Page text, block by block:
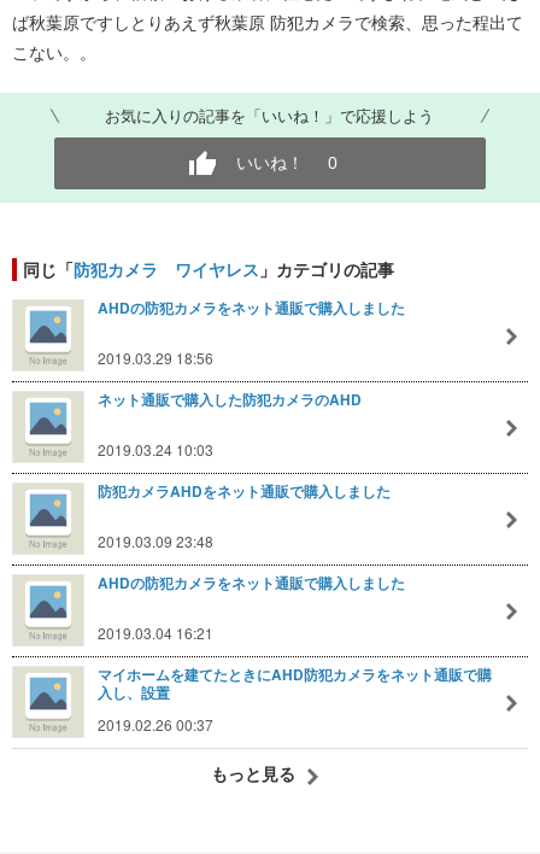
ば秋葉原ですしとりあえず秋葉原 防犯カメラで検索、思った程出て
こない。。
お気に入りの記事を「いいね！」で応援しよう
いいね！ 0
同じ「防犯カメラ ワイヤレス 」カテゴリの記事
AHDの防犯カメラをネット通販で購入しました
2019.03.29 18:56
ネット通販で購入した防犯カメラのAHD
2019.03.24 10:03
防犯カメラAHDをネット通販で購入しました
2019.03.09 23:48
AHDの防犯カメラをネット通販で購入しました
2019.03.04 16:21
マイホームを建てたときにAHD防犯カメラをネット通販で購
入し、設置
2019.02.26 00:37
もっと見る